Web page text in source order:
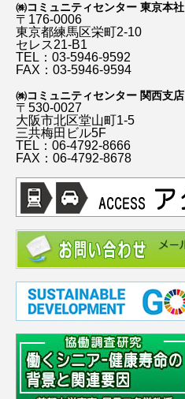
㈱コミュニティセンター 東京本社
〒176-0006
東京都練馬区栄町2-10
セレス21-B1
TEL：03-5946-9592
FAX：03-5946-9594
㈱コミュニティセンター 関西支店
〒530-0027
大阪市北区堂山町1-5
三共梅田ビル5F
TEL：06-4792-8666
FAX：06-4792-8678